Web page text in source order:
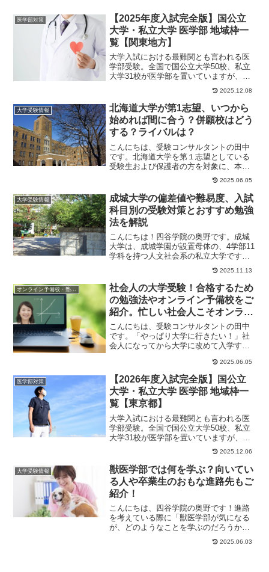
医学部対策
【2025年度入試完全版】国公立
大学・私立大学 医学部 地域枠一
覧【関東地方】
大学入試における最難関とも言われる医
学部受験。全国で国公立大学50校、私立
大学31校が医学部を置いていますが、い
ずれの大学も入ることは簡単ではありま
2025.12.08
大学受験情報
北海道大学が第1志望、いつから
始めれば間に合う？併願校はどう
する？ライバルは？
こんにちは、受験コンサルタントの田中
です。北海道大学を第１志望としている
受験生および保護者の方を対象に、本格
的に受験勉強は「いつからスタートさせ
2025.06.05
大学受験情報
成城大学の偏差値や難易度、入試
科目別の受験対策とおすすめ勉強
法を解説
こんにちは！四谷学院の奥野です。成城
大学は、成城学園が設置母体の、4学部11
学科を持つ人文社会系の私立大学です。
成城学園は、かつて文部官僚だった澤柳
2025.11.13
オンライン予備校・塾の活用法
社会人の大学受験！合格するため
の勉強法やオンライン予備校をご
紹介。忙しい社会人こそオンライ
ンを活用しよう
こんにちは、受験コンサルタントの田中
です。「やっぱり大学に行きたい！」社
会人になってから大学に改めて入学する
2025.06.05
医学部対策
【2026年度入試完全版】国公立
大学・私立大学 医学部 地域枠一
覧【東京都】
大学入試における最難関とも言われる医
学部受験。全国で国公立大学50校、私立
大学31校が医学部を置いていますが、い
ずれの大学も入ることは簡単ではありま
2025.12.06
大学受験情報
獣医学部では何を学ぶ？向いてい
る人や卒業生のおもな進路先もご
紹介！
こんにちは、四谷学院の奥野です！進路
を考えている際に「獣医学部が気になる
が、どのようなことを学ぶのだろうか」
「自分に向いているのか」などと考えた
2025.06.03